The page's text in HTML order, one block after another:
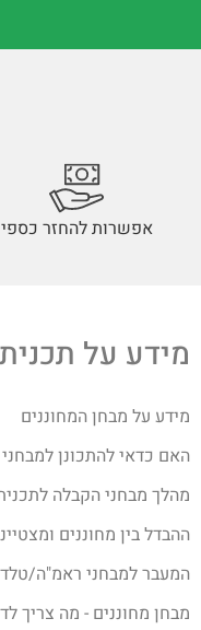
אפשרות להחזר כספי
מידע על
מידע על מבחן המחוננים
האם כדאי להתכונן
מהלך מבחני הקבלה
ההבדל בין מחוננים
המעבר למבחני ראמ"ה/
מבחן מחוננים - מה צריך